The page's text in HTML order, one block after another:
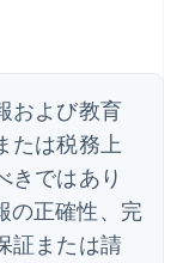
および教育
たは税務上
きではあり
の正確性、完
証または請